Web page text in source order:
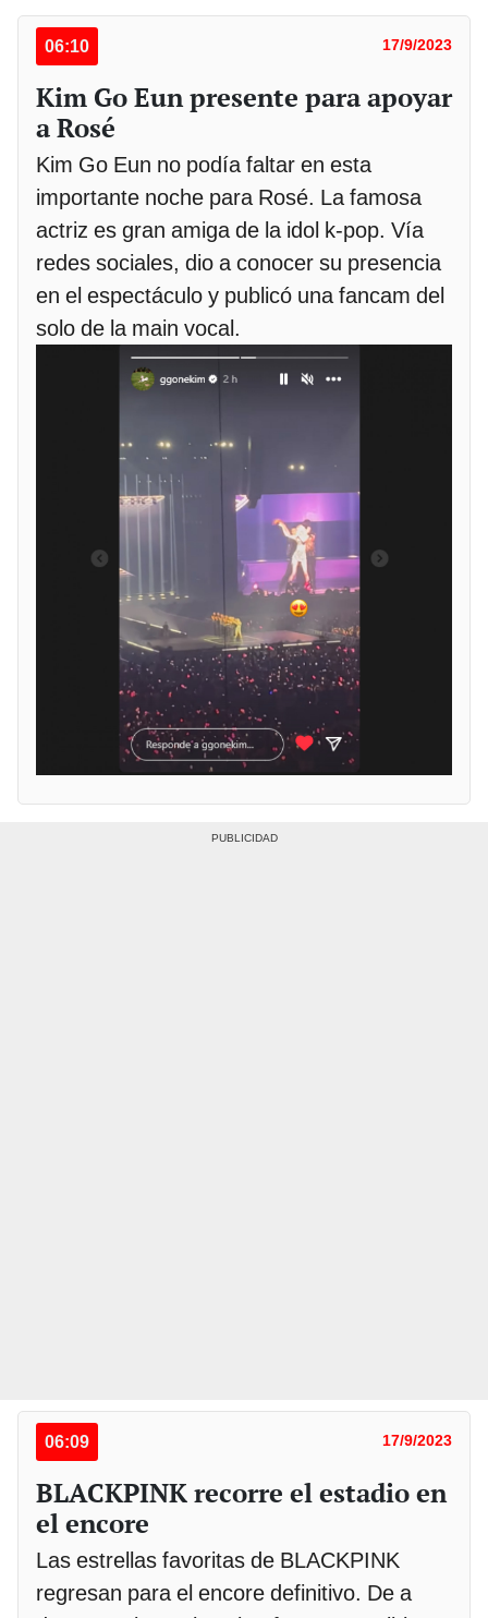
06:10 17/9/2023
Kim Go Eun presente para apoyar
a Rosé
Kim Go Eun no podía faltar en esta
importante noche para Rosé. La famosa
actriz es gran amiga de la idol k-pop. Vía
redes sociales, dio a conocer su presencia
en el espectáculo y publicó una fancam del
solo de la main vocal.
06:09 17/9/2023
BLACKPINK recorre el estadio en
el encore
Las estrellas favoritas de BLACKPINK
regresan para el encore definitivo. De a